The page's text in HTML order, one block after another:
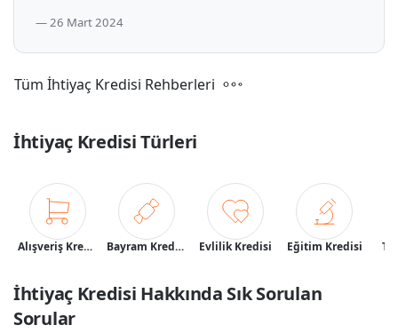
26 Mart 2024
Tüm İhtiyaç Kredisi Rehberleri
İhtiyaç Kredisi Türleri
Alışveriş Kredisi Bayram Kredisi Evlilik Kredisi Eğitim Kredisi
İhtiyaç Kredisi Hakkında Sık Sorulan
Sorular